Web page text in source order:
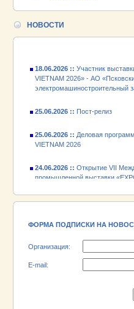
НОВОСТИ
VIETNAM 2026»
электромашиностроительный
25.06.2026 ::Пост-релиз
25.06.2026 :: Деловая
24.06.2026 ::Открытие VII
VIETNAM 2026»
VIETNAM 2026» - АО
ФОРМА ПОДПИСКИ НА
Организация:
E-mail: